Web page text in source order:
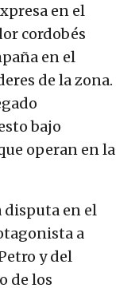
en el
cordobés
en el
de la zona.
bajo
operan en la
disputa en el
a
y del
de los